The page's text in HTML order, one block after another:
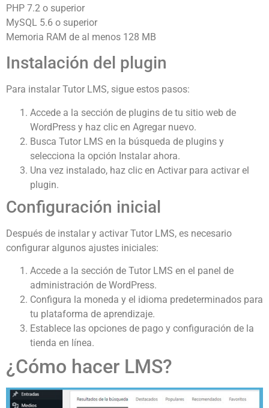
PHP 7.2 o superior
MySQL 5.6 o superior
Memoria RAM de al menos 128 MB
Instalación del plugin
Para instalar Tutor LMS, sigue estos pasos:
Accede a la sección de plugins de tu sitio web de
WordPress y haz clic en Agregar nuevo.
Busca Tutor LMS en la búsqueda de plugins y
selecciona la opción Instalar ahora.
Una vez instalado, haz clic en Activar para activar el
plugin.
Configuración inicial
Después de instalar y activar Tutor LMS, es necesario
configurar algunos ajustes iniciales:
Accede a la sección de Tutor LMS en el panel de
administración de WordPress.
Configura la moneda y el idioma predeterminados para
tu plataforma de aprendizaje.
Establece las opciones de pago y configuración de la
tienda en línea.
¿Cómo hacer LMS?